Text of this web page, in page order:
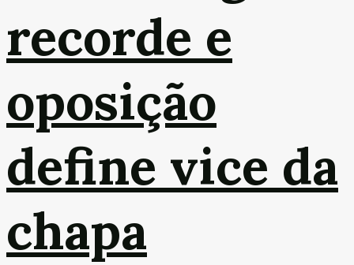
recorde e
oposição
define vice da
chapa